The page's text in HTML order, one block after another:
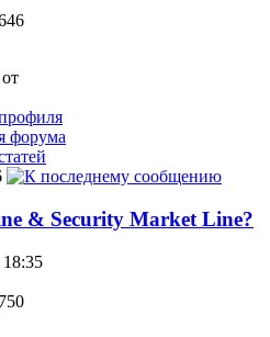
форума
& Security Market Line?
18:35